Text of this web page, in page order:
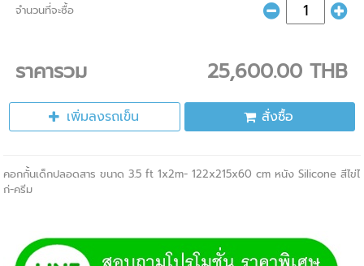
จำนวนที่จะซื้อ
ราคารวม 25,600.00 THB
เพิ่มลงรถเข็น สั่งซื้อ
คอกกั้นเด็กปลอดสาร ขนาด 3.5 ft 1x2m- 122x215x60 cm หนัง Silicone สีไข่ไ
ก่-ครีม